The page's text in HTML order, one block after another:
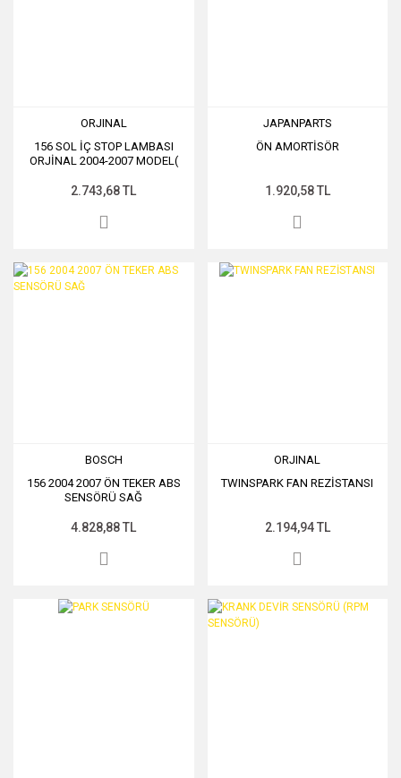
ORJINAL
156 SOL İÇ STOP LAMBASI
ORJİNAL 2004-2007 MODEL(
2.743,68 TL
JAPANPARTS
ÖN AMORTİSÖR
1.920,58 TL
BOSCH
156 2004 2007 ÖN TEKER ABS
SENSÖRÜ SAĞ
4.828,88 TL
ORJINAL
TWINSPARK FAN REZİSTANSI
2.194,94 TL